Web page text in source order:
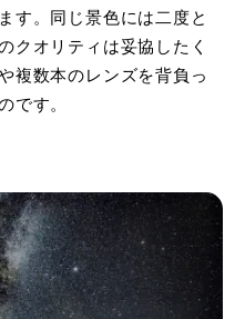
す。同じ景色には二度と
クオリティは妥協したく
複数本のレンズを背負っ
です。